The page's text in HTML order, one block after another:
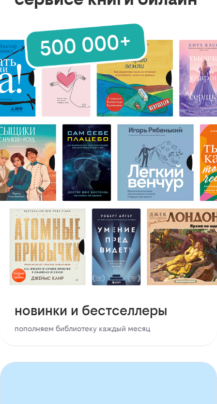
новинки и бестселлеры
пополняем библиотеку каждый месяц